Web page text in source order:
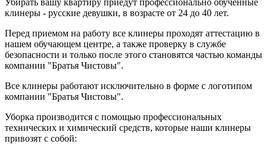
Убирать вашу квартиру приедут профессионально обученные
клинеры - русские девушки, в возрасте от 24 до 40 лет.
Перед приемом на работу все клинеры проходят аттестацию в
нашем обучающем центре, а также проверку в службе
безопасности и только после этого становятся частью команды
компании "Братья Чистовы".
Все клинеры работают исключительно в форме с логотипом
компании "Братья Чистовы".
Уборка производится с помощью профессиональных
технических и химический средств, которые наши клинеры
привозят с собой: